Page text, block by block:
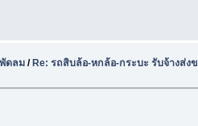
ดลม / Re: รถสิบล้อ-หกล้อ-กระบะ รับจ้างส่ง